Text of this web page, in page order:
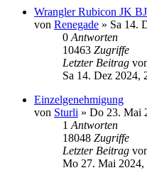
Wrangler Rubicon JK
von Renegade » Sa 14.
0 Antworten
10463 Zugriffe
Letzter Beitrag
Sa 14. Dez 2024,
Einzelgenehmigung
von Sturli » Do 23. Mai
1 Antworten
18048 Zugriffe
Letzter Beitrag
Mo 27. Mai 2024,